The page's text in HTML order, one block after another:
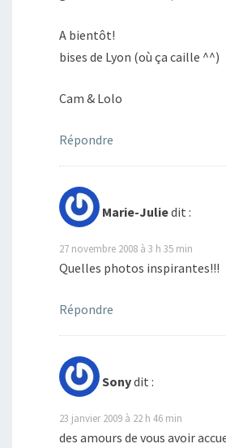
A bientôt!
bises de Lyon (où ça caille ^^)
Cam & Lolo
Répondre
Marie-Juliedit :
27 novembre 2008 à 3 h 35 min
Quelles photos inspirantes!!!
Répondre
Sonydit :
23 janvier 2009 à 22 h 46 min
des amours de vous avoir